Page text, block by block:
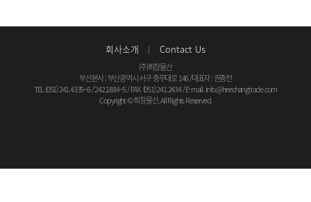
회사소개 Contact Us
(주)희창물산
부산본사 : 부산광역시 서구 충무대로 146/대표자 : 권중천
TEL.(051) 241.4335~6 / 242.1884~5 / FAX. (051) 241.2434 / E-mail.info@heechangtrade.com
Copyright © 희창물산. All Rights Reserved.